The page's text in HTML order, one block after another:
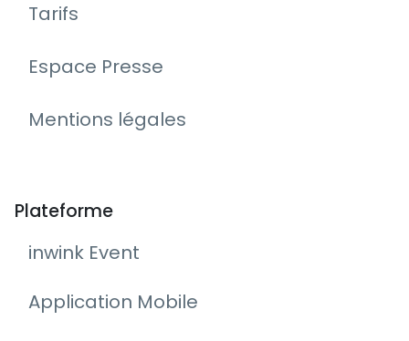
Tarifs
Espace Presse
Mentions légales
Plateforme
inwink Event
Application Mobile